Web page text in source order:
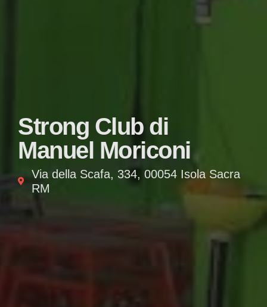
Strong Club di
Manuel Moriconi
Via della Scafa, 334, 00054 Isola Sacra
RM